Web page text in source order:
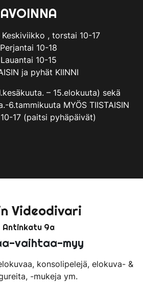
AVOINNA
Keskiviikko , torstai 10-17
Perjantai 10-18
Lauantai 10-15
ja pyhät KIINNI
– 15.elokuuta) sekä
6.tammikuuta MYÖS TIISTAISIN
17 (paitsi pyhäpäivät)
Videodivari
Antinkatu 9a
vaihtaa-myy
konsolipelejä, elokuva- &
-mukeja ym.